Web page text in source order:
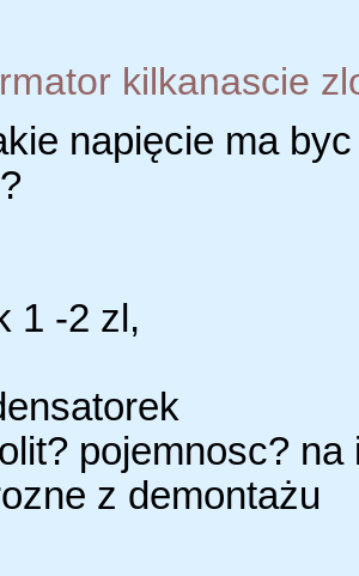
kilkanascie
napięcie ma
1 -2 zl,
pojemnosc? na
z demontażu